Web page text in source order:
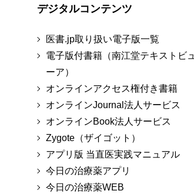
デジタルコンテンツ
医書.jp取り扱い電子版一覧
電子版付書籍（南江堂テキストビュ
ーア）
オンラインアクセス権付き書籍
オンラインJournal法人サービス
オンラインBook法人サービス
Zygote（ザイゴット）
アプリ版 当直医実践マニュアル
今日の治療薬アプリ
今日の治療薬WEB